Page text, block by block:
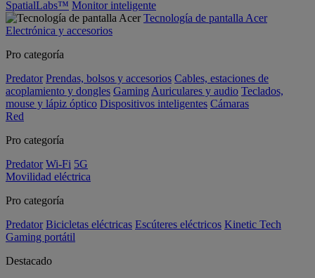
SpatialLabs™ Monitor inteligente
Tecnología de pantalla Acer
Electrónica y accesorios
Pro categoría
Predator Prendas, bolsos y accesorios Cables, estaciones de
acoplamiento y dongles Gaming Auriculares y audio Teclados,
mouse y lápiz óptico Dispositivos inteligentes Cámaras
Red
Pro categoría
Predator Wi-Fi 5G
Movilidad eléctrica
Pro categoría
Predator Bicicletas eléctricas Escúteres eléctricos Kinetic Tech
Gaming portátil
Destacado